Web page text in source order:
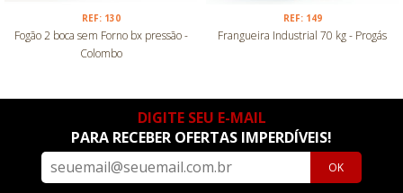
REF: 130
Fogão 2 boca sem Forno bx pressão -
Colombo
REF: 149
Frangueira Industrial 70 kg - Progás
DIGITE SEU E-MAIL
PARA RECEBER OFERTAS IMPERDÍVEIS!
OK